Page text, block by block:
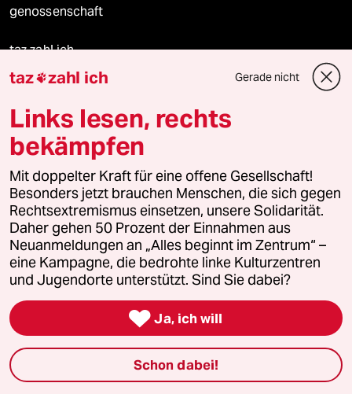
genossenschaft
taz zahl ich
recherchefonds ausland
panterstiftung
Podcast
bundestalk
fernverbindung
klima update°
taz zahl ich Gerade nicht
Links lesen, rechts
bekämpfen
Mit doppelter Kraft für eine offene Gesellschaft!
Besonders jetzt brauchen Menschen, die sich gegen
Rechtsextremismus einsetzen, unsere Solidarität.
Daher gehen 50 Prozent der Einnahmen aus
Neuanmeldungen an „Alles beginnt im Zentrum“ –
eine Kampagne, die bedrohte linke Kulturzentren
und Jugendorte unterstützt. Sind Sie dabei?
 Ja, ich will
Schon dabei!